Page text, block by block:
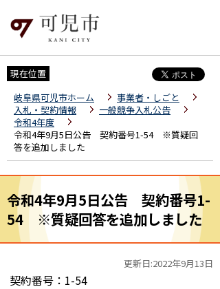
現在位置
岐阜県可児市ホーム
事業者・しごと
入札・契約情報
一般競争入札公告
令和4年度
令和4年9月5日公告 契約番号1-54 ※質疑回
答を追加しました
令和4年9月5日公告 契約番号1-
54 ※質疑回答を追加しました
更新日:2022年9月13日
契約番号：1-54